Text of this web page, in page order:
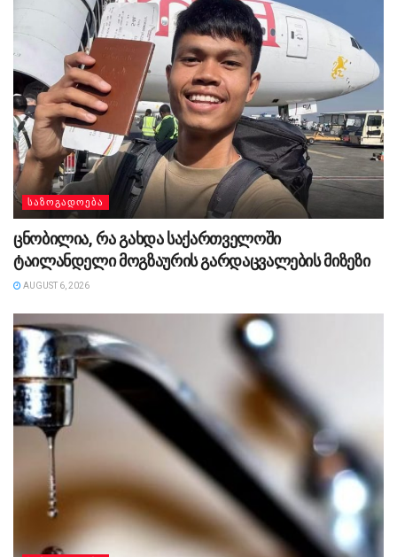
ᲡᲐᲖᲝᲒᲐᲓᲝᲔᲑᲐ
ცნობილია, რა გახდა საქართველოში
ტაილანდელი მოგზაურის გარდაცვალების მიზეზი
AUGUST 6, 2026